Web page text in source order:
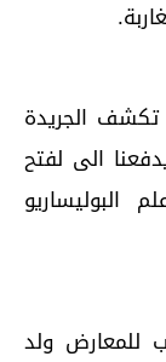
تكشف الجريدة
الى لفتح
البوليساريو
للمعارض ولد